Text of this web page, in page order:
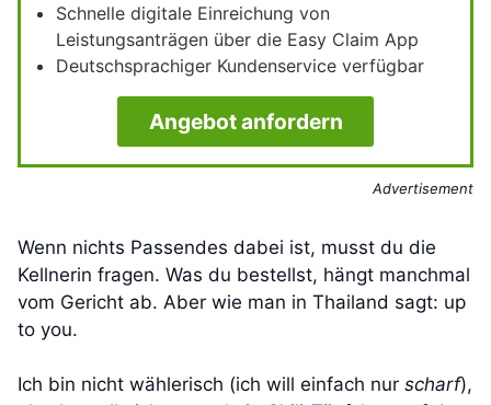
Schnelle digitale Einreichung von
Leistungsanträgen über die Easy Claim App
Deutschsprachiger Kundenservice verfügbar
Angebot anfordern
Advertisement
Wenn nichts Passendes dabei ist, musst du die
Kellnerin fragen. Was du bestellst, hängt manchmal
vom Gericht ab. Aber wie man in Thailand sagt: up
to you.
Ich bin nicht wählerisch (ich will einfach nur scharf),